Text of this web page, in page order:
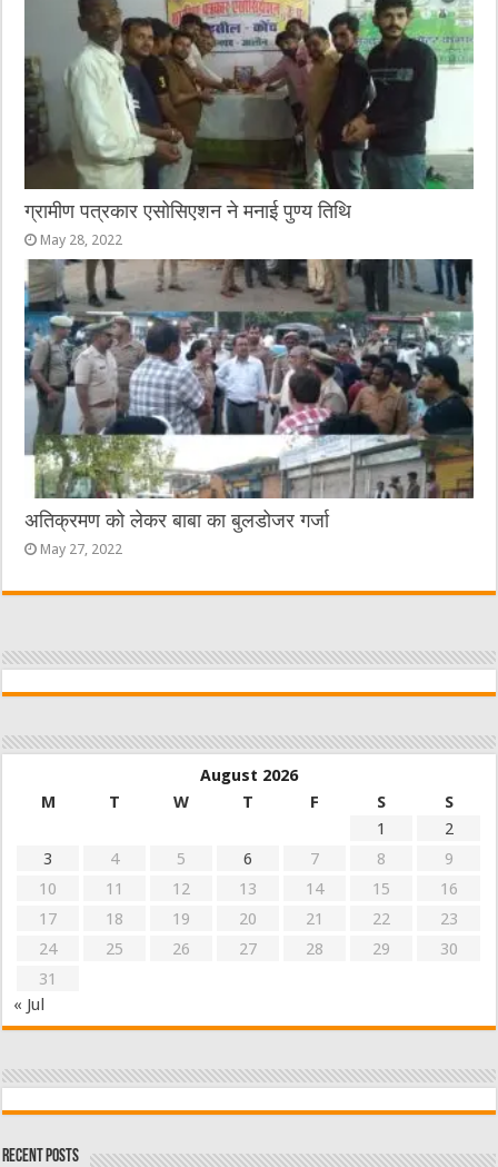
ग्रामीण पत्रकार एसोसिएशन ने मनाई पुण्य तिथि
May 28, 2022
अतिक्रमण को लेकर बाबा का बुलडोजर गर्जा
May 27, 2022
August 2026
M
T W T F S
S
1
2
3
4 5 6 7 8
9
10
11 12 13 14 15
16
17
18 19 20 21 22
23
24
25 26 27 28 29
30
31
« Jul
Recent Posts